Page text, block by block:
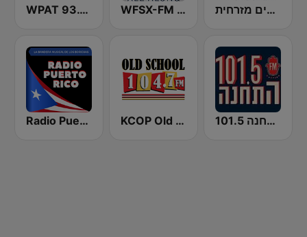
WPAT 93.1 Amor FM WFSX-FM 92.5 Right All Along (US Only) רדיו נושמים מזרחית (Mizrahit Fm)
Radio Puerto Rico PR KCOP Old School 104.7 FM התחנה 101.5